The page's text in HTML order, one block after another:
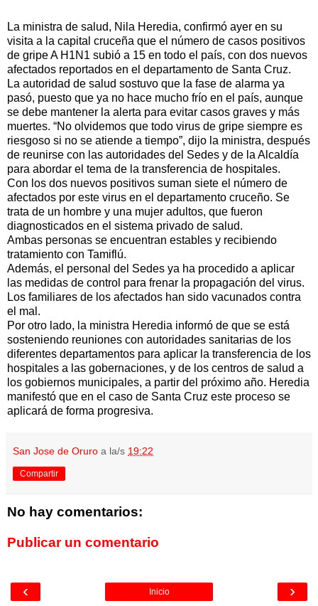
La ministra de salud, Nila Heredia, confirmó ayer en su
visita a la capital cruceña que el número de casos positivos
de gripe A H1N1 subió a 15 en todo el país, con dos nuevos
afectados reportados en el departamento de Santa Cruz.
La autoridad de salud sostuvo que la fase de alarma ya
pasó, puesto que ya no hace mucho frío en el país, aunque
se debe mantener la alerta para evitar casos graves y más
muertes. “No olvidemos que todo virus de gripe siempre es
riesgoso si no se atiende a tiempo”, dijo la ministra, después
de reunirse con las autoridades del Sedes y de la Alcaldía
para abordar el tema de la transferencia de hospitales.
Con los dos nuevos positivos suman siete el número de
afectados por este virus en el departamento cruceño. Se
trata de un hombre y una mujer adultos, que fueron
diagnosticados en el sistema privado de salud.
Ambas personas se encuentran estables y recibiendo
tratamiento con Tamiflú.
Además, el personal del Sedes ya ha procedido a aplicar
las medidas de control para frenar la propagación del virus.
Los familiares de los afectados han sido vacunados contra
el mal.
Por otro lado, la ministra Heredia informó de que se está
sosteniendo reuniones con autoridades sanitarias de los
diferentes departamentos para aplicar la transferencia de los
hospitales a las gobernaciones, y de los centros de salud a
los gobiernos municipales, a partir del próximo año. Heredia
manifestó que en el caso de Santa Cruz este proceso se
aplicará de forma progresiva.
San Jose de Oruro a la/s 19:22
Compartir
No hay comentarios:
Publicar un comentario
‹ ›
Inicio